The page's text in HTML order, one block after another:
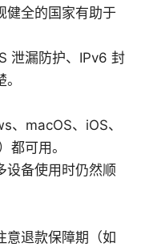
健全的国家有助于
泄漏防护、IPv6 封
、macOS、iOS、
可用。
设备使用时仍然顺
意退款保障期（如